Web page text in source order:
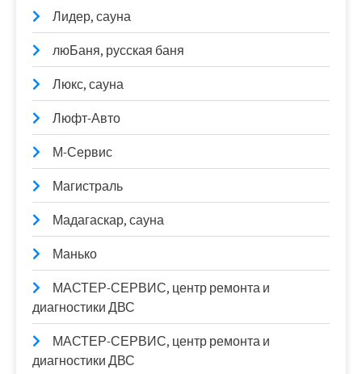
Лидер, сауна
люБаня, русская баня
Люкс, сауна
Люфт-Авто
М-Сервис
Магистраль
Мадагаскар, сауна
Манько
МАСТЕР-СЕРВИС, центр ремонта и
диагностики ДВС
МАСТЕР-СЕРВИС, центр ремонта и
диагностики ДВС